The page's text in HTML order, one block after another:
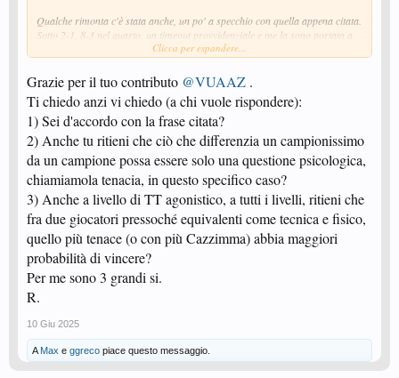
Qualche rimonta c'è stata anche, un po' a specchio con quella appena citata.
Sotto 2-1, 8-3 nel quarto, un timeout provvidenziale e me la sono portata a
casa. Ma in genere sono di più quelle perse ....
Ai 21 poi...era fisso.
17-13 per me... cambio al 18-17 per me, finale 21-19 per il mio avversario
Clicca per espandere...
Grazie per il tuo contributo @VUAAZ .
Ti chiedo anzi vi chiedo (a chi vuole rispondere):
1) Sei d'accordo con la frase citata?
2) Anche tu ritieni che ciò che differenzia un campionissimo
da un campione possa essere solo una questione psicologica,
chiamiamola tenacia, in questo specifico caso?
3) Anche a livello di TT agonistico, a tutti i livelli, ritieni che
fra due giocatori pressoché equivalenti come tecnica e fisico,
quello più tenace (o con più Cazzimma) abbia maggiori
probabilità di vincere?
Per me sono 3 grandi si.
R.
10 Giu 2025
A Max e ggreco piace questo messaggio.